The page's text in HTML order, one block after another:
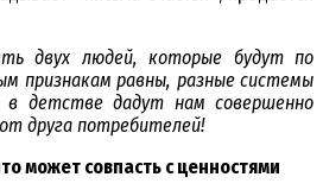
двух людей, которые будут по
признакам равны, разные системы
в детстве дадут нам совершенно
друга потребителей!
может совпасть с ценностями